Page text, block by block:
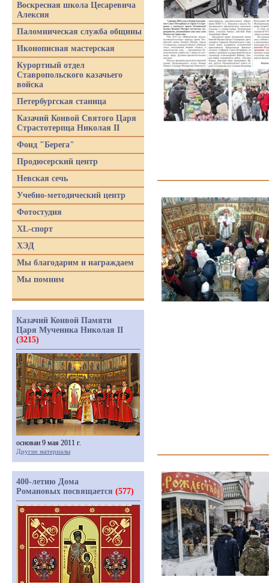
Воскресная школа Цесаревича
Алексия
Паломническая служба общины
Иконописная мастерская
Курортный отдел
Ставропольского казачьего
войска
Петербургская станица
Казачий Конвой Святого Царя
Страстотерпца Николая II
Фонд "Берега"
Продюсерский центр
Невская сечь
Учебно-методический центр
Фотостудия
XL-спорт
ХЭД
Мы благодарим и награждаем
Мы помним
Казачий Конвой Памяти
Царя Мученика Николая II
(3215)
основан 9 мая 2011 г.
Другие материалы
400-летию Дома
Романовых посвящается (577)